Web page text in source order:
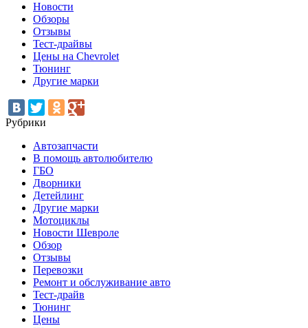
Новости
Обзоры
Отзывы
Тест-драйвы
Цены на Chevrolet
Тюнинг
Другие марки
Рубрики
Автозапчасти
В помощь автолюбителю
ГБО
Дворники
Детейлинг
Другие марки
Мотоциклы
Новости Шевроле
Обзор
Отзывы
Перевозки
Ремонт и обслуживание авто
Тест-драйв
Тюнинг
Цены